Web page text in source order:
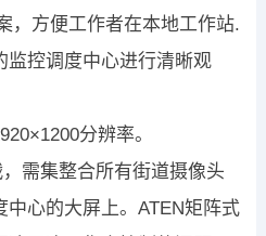
，方便工作者在本地工作站.
监控调度中心进行清晰观
分辨率。
需集整合所有街道摄像头
心的大屏上。ATEN矩阵式